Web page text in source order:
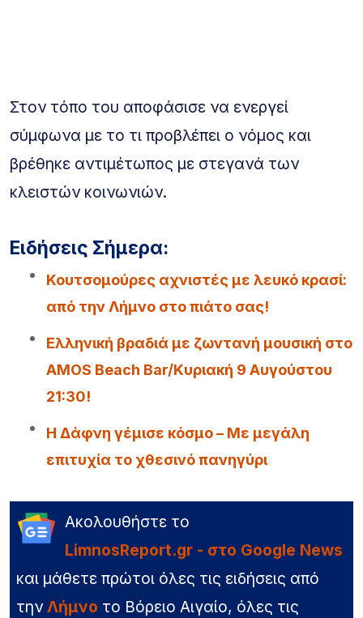
Στον τόπο του αποφάσισε να ενεργεί
σύμφωνα με το τι προβλέπει ο νόμος και
βρέθηκε αντιμέτωπος με στεγανά των
κλειστών κοινωνιών.
Ειδήσεις Σήμερα:
Κουτσομούρες αχνιστές με λευκό κρασί:
από την Λήμνο στο πιάτο σας!
Ελληνική βραδιά με ζωντανή μουσική στο
AMOS Beach Bar/Κυριακή 9 Αυγούστου
21:30!
Η Δάφνη γέμισε κόσμο – Με μεγάλη
επιτυχία το χθεσινό πανηγύρι
Ακολουθήστε το
LimnosReport.gr - στο Google News
και μάθετε πρώτοι όλες τις ειδήσεις από
την Λήμνο το Βόρειο Αιγαίο, όλες τις